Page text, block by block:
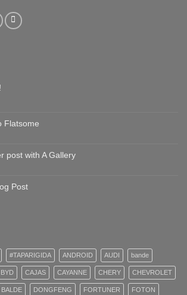
Flatsome
post with A Gallery
Post
#TAPARIGIDA ANDROID AUDI bande
BYD CAJAS CAYANNE CHERY CHEVROLET
DONGFENG FORTUNER FOTON